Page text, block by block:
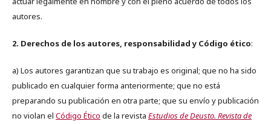
autores.
2. Derechos de los autores, responsabilidad y Código ético:
a) Los autores garantizan que su trabajo es original; que no ha sido
publicado en cualquier forma anteriormente; que no está
preparando su publicación en otra parte; que su envío y publicación
no violan el Código Ético de la revista Estudios de Deusto. Revista de